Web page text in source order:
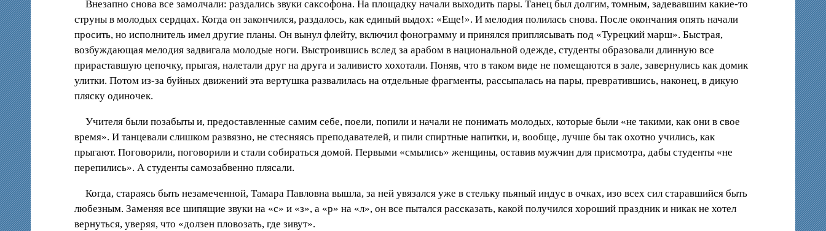
Внезапно снова все замолчали: раздались звуки саксофона. На площадку начали выходить пары. Танец был долгим, томным, задевавшим какие-то
струны в молодых сердцах. Когда он закончился, раздалось, как единый выдох: «Еще!». И мелодия полилась снова. После окончания опять начали
просить, но исполнитель имел другие планы. Он вынул флейту, включил фонограмму и принялся приплясывать под «Турецкий марш». Быстрая,
возбуждающая мелодия задвигала молодые ноги. Выстроившись вслед за арабом в национальной одежде, студенты образовали длинную все
прираставшую цепочку, прыгая, налетали друг на друга и заливисто хохотали. Поняв, что в таком виде не помещаются в зале, завернулись как домик
улитки. Потом из-за буйных движений эта вертушка развалилась на отдельные фрагменты, рассыпалась на пары, превратившись, наконец, в дикую
пляску одиночек.
Учителя были позабыты и, предоставленные самим себе, поели, попили и начали не понимать молодых, которые были «не такими, как они в свое
время». И танцевали слишком развязно, не стесняясь преподавателей, и пили спиртные напитки, и, вообще, лучше бы так охотно учились, как
прыгают. Поговорили, поговорили и стали собираться домой. Первыми «смылись» женщины, оставив мужчин для присмотра, дабы студенты «не
перепились». А студенты самозабвенно плясали.
Когда, стараясь быть незамеченной, Тамара Павловна вышла, за ней увязался уже в стельку пьяный индус в очках, изо всех сил старавшийся быть
любезным. Заменяя все шипящие звуки на «с» и «з», а «р» на «л», он все пытался рассказать, какой получился хороший праздник и никак не хотел
вернуться, уверяя, что «долзен пловозать, где зивут».